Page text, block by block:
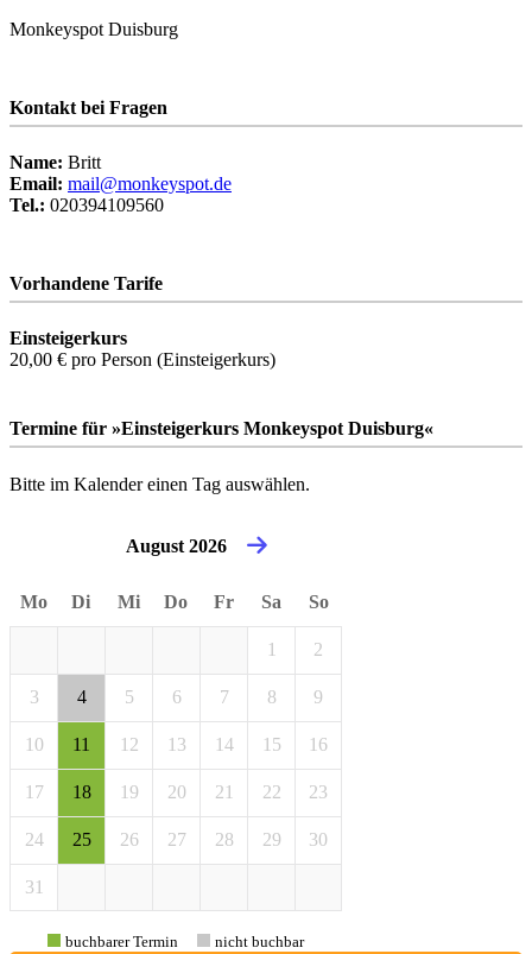
Monkeyspot Duisburg
Kontakt bei Fragen
Name: Britt
Email: mail@monkeyspot.de
Tel.: 020394109560
Vorhandene Tarife
Einsteigerkurs
20,00 € pro Person (Einsteigerkurs)
Termine für »Einsteigerkurs Monkeyspot Duisburg«
Bitte im Kalender einen Tag auswählen.
August 2026
Mo Di Mi Do Fr Sa So
1 2
3 4 5 6 7 8 9
10 11 12 13 14 15 16
17 18 19 20 21 22 23
24 25 26 27 28 29 30
31
buchbarer Termin nicht buchbar